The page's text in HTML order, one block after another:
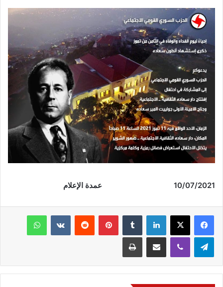
10/07/2021 عمدة الإعلام
فيسبوك لينكدإن بينتيريست